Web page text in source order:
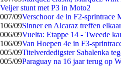
Veijer stunt met P3 in Moto2
007/09Verschoor 4e in F2-sprintrace
106/09Sinner en Alcaraz treffen
006/09Vuelta: Etappe 14 - Tweede
106/09Van Hoepen 4e in F3-
005/09Titelverdedigster Sabalenka
005/09Paraguay na 16 jaar terug op